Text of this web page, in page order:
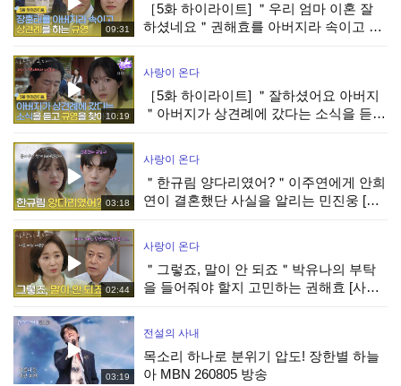
09:31
［5화 하이라이트] ＂우리 엄마 이혼 잘
하셨네요＂권해효를 아버지라 속이고 상
10:19
사랑이 온다
［5화 하이라이트] ＂잘하셨어요 아버지
＂아버지가 상견례에 갔다는 소식을 듣고
03:18
사랑이 온다
＂한규림 양다리였어?＂이주연에게 안희
연이 결혼했단 사실을 알리는 민진웅 [사
02:44
사랑이 온다
＂그렇죠, 말이 안 되죠＂박유나의 부탁
을 들어줘야 할지 고민하는 권해효 [사랑
03:19
전설의 사내
목소리 하나로 분위기 압도! 장한별 하늘
아 MBN 260805 방송